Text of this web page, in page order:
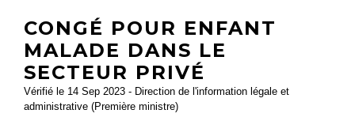
CONGÉ POUR ENFANT
MALADE DANS LE
SECTEUR PRIVÉ
Vérifié le 14 Sep 2023 - Direction de l'information légale et
administrative (Première ministre)